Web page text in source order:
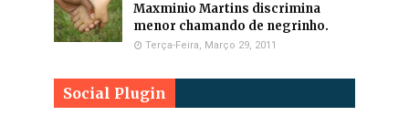
Maxminio Martins discrimina
menor chamando de negrinho.
Terça-Feira, Março 29, 2011
Social Plugin